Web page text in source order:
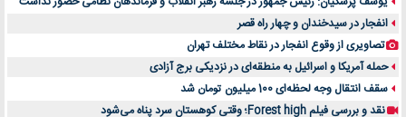
انفجار در سیدخندان و چهار راه قصر
تصاویری از وقوع انفجار در نقاط مختلف تهران
حمله آمریکا و اسرائیل به منطقه‌ای در نزدیکی برج آزادی
سقف انتقال وجه لحظه‌ای 100 میلیون تومان شد
نقد و بررسی فیلم Forest high؛ وقتی کوهستان سرد پناه می‌شود